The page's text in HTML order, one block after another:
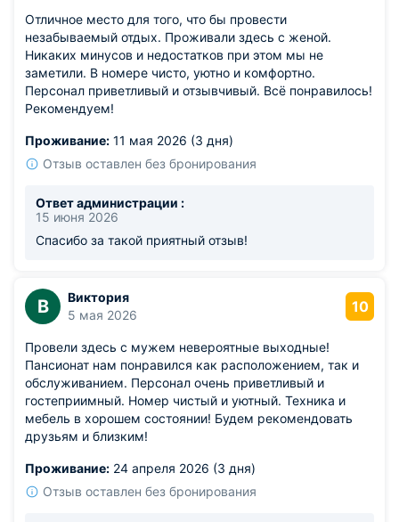
Отличное место для того, что бы провести
незабываемый отдых. Проживали здесь с женой.
Никаких минусов и недостатков при этом мы не
заметили. В номере чисто, уютно и комфортно.
Персонал приветливый и отзывчивый. Всё понравилось!
Рекомендуем!
Проживание: 11 мая 2026 (3 дня)
Отзыв оставлен без бронирования
Ответ администрации :
15 июня 2026
Спасибо за такой приятный отзыв!
В
Виктория
5 мая 2026
10
Провели здесь с мужем невероятные выходные!
Пансионат нам понравился как расположением, так и
обслуживанием. Персонал очень приветливый и
гостеприимный. Номер чистый и уютный. Техника и
мебель в хорошем состоянии! Будем рекомендовать
друзьям и близким!
Проживание: 24 апреля 2026 (3 дня)
Отзыв оставлен без бронирования